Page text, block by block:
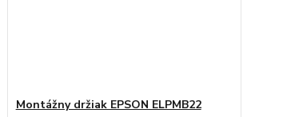
Montážny držiak EPSON ELPMB22